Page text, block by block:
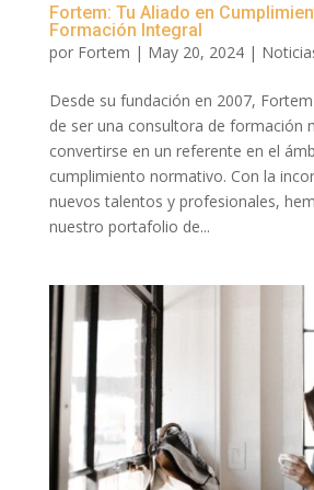
Fortem: Tu Aliado en
Formación Integral
por Fortem | May 20, 2024|
Desde su fundación en 2007,
de ser una consultora de formación
convertirse en un referente en el
cumplimiento normativo. Con la
nuevos talentos y profesionales,
nuestro portafolio de...